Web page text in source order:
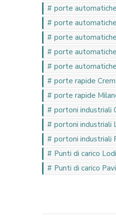
porte
porte
porte
porte
porte
porte rapide
porte rapide
portoni industriali
portoni industriali
portoni industriali
Punti di carico Lodi
Punti di carico